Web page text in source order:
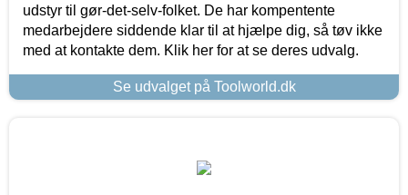
udstyr til gør-det-selv-folket. De har kompentente
medarbejdere siddende klar til at hjælpe dig, så tøv ikke
med at kontakte dem. Klik her for at se deres udvalg.
Se udvalget på Toolworld.dk